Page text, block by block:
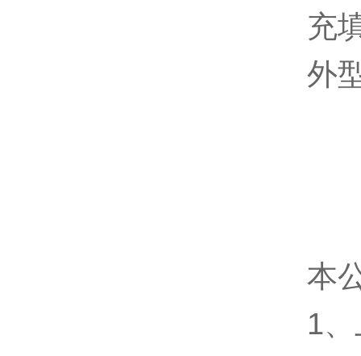
充
外
本
1